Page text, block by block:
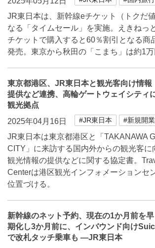
JR東日本は、新幹線eチケット（トクだ
なる「タイムセール」を実施。えきねっ
チケットで購入すると60％割引となる商
発売。東京から秋田の「こまち」は約1万
東京都港区、JR東日本と観光客向け情報
提供など連携、高輪ゲートウェイシティ
観光拠点
2025年04月16日
#JR東日本 #新規開業
JR東日本は東京都港区と「TAKANAWA
CITY」に来訪する国内外からの観光客に
観光情報の提供などに関する協定書。
Centerは港区観光インフォメーションセ
位置づける。
新幹線のネット予約、現在の1か月前を早
期化し3か月前に、インバウンド向け
で改札タッチ乗車も ―JR東日本